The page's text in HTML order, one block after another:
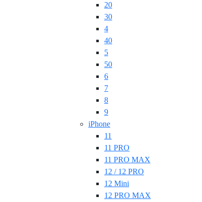
20
30
4
40
5
50
6
7
8
9
iPhone
11
11 PRO
11 PRO MAX
12 / 12 PRO
12 Mini
12 PRO MAX